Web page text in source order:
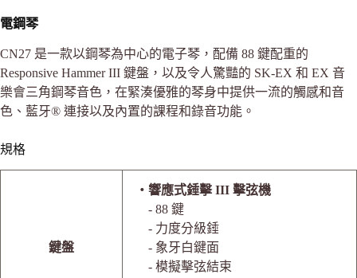
電鋼琴
CN27 是一款以鋼琴為中心的電子琴，配備 88 鍵配重的
Responsive Hammer III 鍵盤，以及令人驚豔的 SK-EX 和 EX 音
樂會三角鋼琴音色，在緊湊優雅的琴身中提供一流的觸感和音
色、藍牙® 連接以及內置的課程和錄音功能。
規格
鍵盤
・響應式錘擊 III 擊弦機
- 88 鍵
- 力度分級錘
- 象牙白鍵面
- 模擬擊弦結束